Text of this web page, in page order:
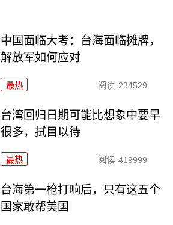
中国面临大考：台海面临摊牌，
解放军如何应对
最热 阅读 234529
台湾回归日期可能比想象中要早
很多，拭目以待
最热 阅读 419999
台海第一枪打响后，只有这五个
国家敢帮美国